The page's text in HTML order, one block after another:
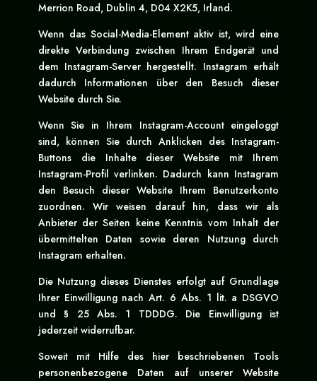
Merrion Road, Dublin 4, D04 X2K5, Irland.
Wenn das Social-Media-Element aktiv ist, wird eine
direkte Verbindung zwischen Ihrem Endgerät und
dem Instagram-Server hergestellt. Instagram erhält
dadurch Informationen über den Besuch dieser
Website durch Sie.
Wenn Sie in Ihrem Instagram-Account eingeloggt
sind, können Sie durch Anklicken des Instagram-
Buttons die Inhalte dieser Website mit Ihrem
Instagram-Profil verlinken. Dadurch kann Instagram
den Besuch dieser Website Ihrem Benutzerkonto
zuordnen. Wir weisen darauf hin, dass wir als
Anbieter der Seiten keine Kenntnis vom Inhalt der
übermittelten Daten sowie deren Nutzung durch
Instagram erhalten.
Die Nutzung dieses Dienstes erfolgt auf Grundlage
Ihrer Einwilligung nach Art. 6 Abs. 1 lit. a DSGVO
und § 25 Abs. 1 TDDDG. Die Einwilligung ist
jederzeit widerrufbar.
Soweit mit Hilfe des hier beschriebenen Tools
personenbezogene Daten auf unserer Website